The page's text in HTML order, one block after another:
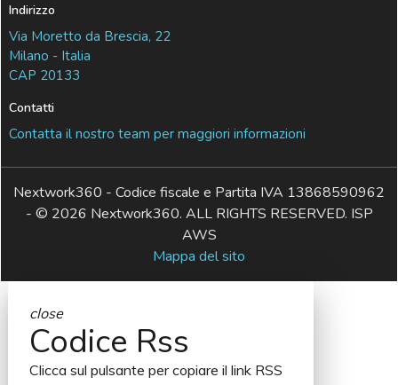
Indirizzo
Via Moretto da Brescia, 22
Milano - Italia
CAP 20133
Contatti
Contatta il nostro team per maggiori informazioni
Nextwork360 - Codice fiscale e Partita IVA 13868590962
- © 2026 Nextwork360. ALL RIGHTS RESERVED. ISP
AWS
Mappa del sito
close
Codice Rss
Clicca sul pulsante per copiare il link RSS